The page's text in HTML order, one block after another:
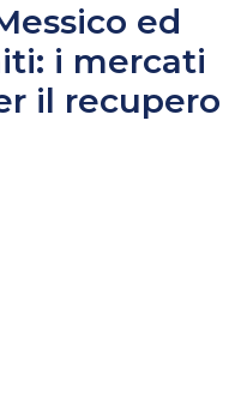
ed
i mercati
il recupero